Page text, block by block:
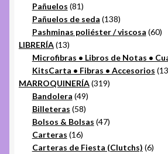
productos
Pañuelos 8181
productos
Pañuelos de seda 138138
productos
Pashminas poliéster / viscosa 6060
LIBRERÍA 1313
productos
Microfibras • Libros de Notas •
KitsCarta • Fibras • Accesorios 13
MARROQUINERÍA 319319
Bandolera 4949
productos
Billeteras 5858
productos
Bolsos & Bolsas 4747
Carteras 1616
productos
Carteras de Fiesta (Clutchs) 66